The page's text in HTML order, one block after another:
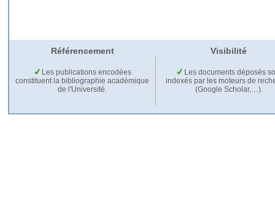
Référencement Visibilité
Les publications encodées
constituent la bibliographie académique
de l'Université.
Les documents déposés
indexés par les moteurs de
(Google Scholar,…).